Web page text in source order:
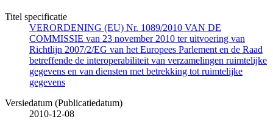
Titel specificatie
VERORDENING (EU) Nr. 1089/2010 VAN DE
COMMISSIE van 23 november 2010 ter uitvoering van
Richtlijn 2007/2/EG van het Europees Parlement en de Raad
betreffende de interoperabiliteit van verzamelingen ruimtelijke
gegevens en van diensten met betrekking tot ruimtelijke
gegevens
Versiedatum (Publicatiedatum)
2010-12-08